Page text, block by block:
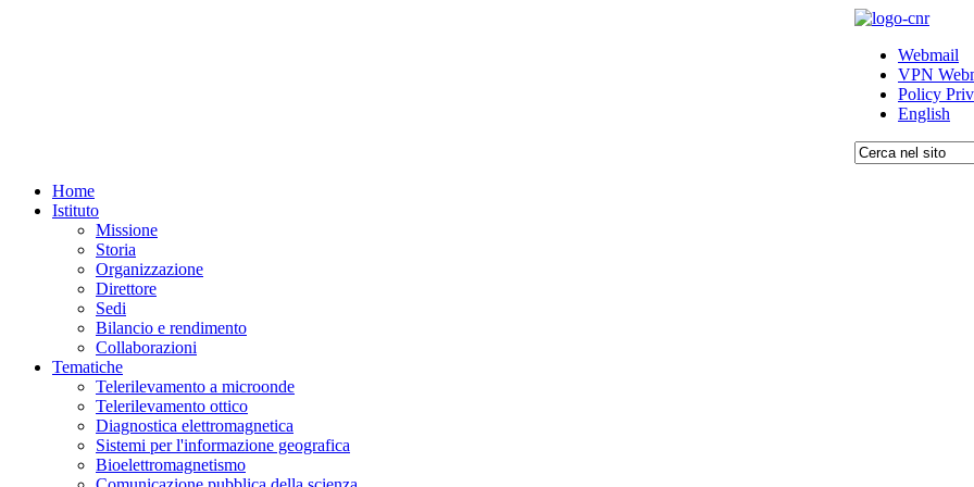
Webmail
VPN
Policy
English
Home
Istituto
Missione
Storia
Organizzazione
Direttore
Sedi
Bilancio e rendimento
Collaborazioni
Tematiche
Telerilevamento a microonde
Telerilevamento ottico
Diagnostica elettromagnetica
Sistemi per l'informazione geografica
Bioelettromagnetismo